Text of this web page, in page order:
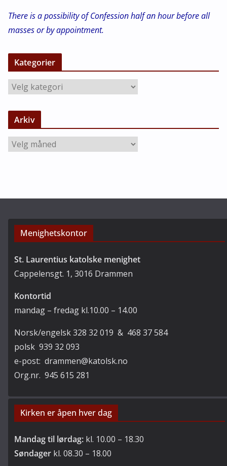
There is a possibility of Confession half an hour before all
masses or by appointment.
Kategorier
K
t
g
r
Arkiv
A
Menighetskontor
St. Laurentius katolske menighet
Cappelensgt. 1, 3016 Drammen
Kontortid
mandag – fredag kl.10.00 – 14.00
Norsk/engelsk 328 32 019 & 468 37 584
polsk 939 32 093
e-post: drammen@katolsk.no
Org.nr. 945 615 281
Kirken er åpen hver dag
Mandag til lørdag: kl. 10.00 – 18.30
Søndager kl. 08.30 – 18.00